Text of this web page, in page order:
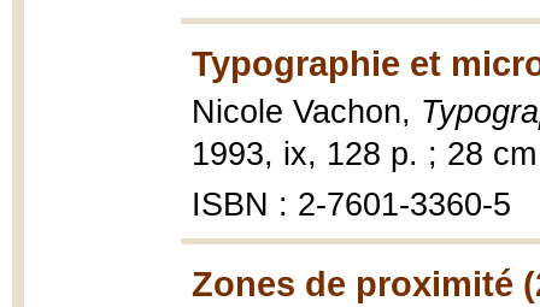
Typographie et
Nicole Vachon,
1993, ix, 128 p. ; 28
ISBN : 2-7601-3360-5
Zones de proximité